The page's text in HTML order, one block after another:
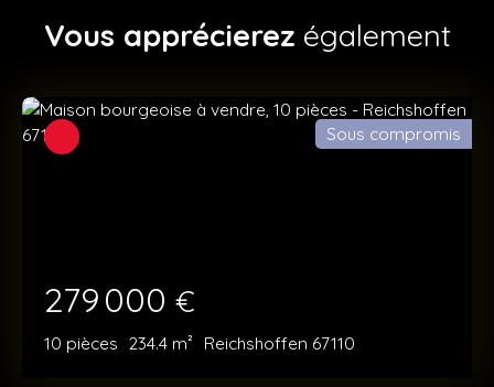
Vous apprécierez également
279 000 €
10 pièces 234.4 m² Reichshoffen 67110
Sous compromis